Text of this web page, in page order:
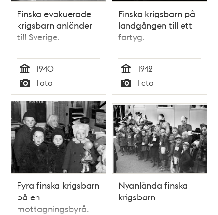
Finska evakuerade
krigsbarn anländer
till Sverige.
Tid
1940
Typ
Foto
Finska krigsbarn på
landgången till ett
fartyg.
Tid
1942
Typ
Foto
Fyra finska krigsbarn
på en
mottagningsbyrå.
Nyanlända finska
krigsbarn